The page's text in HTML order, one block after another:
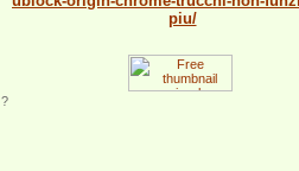
piu/
?